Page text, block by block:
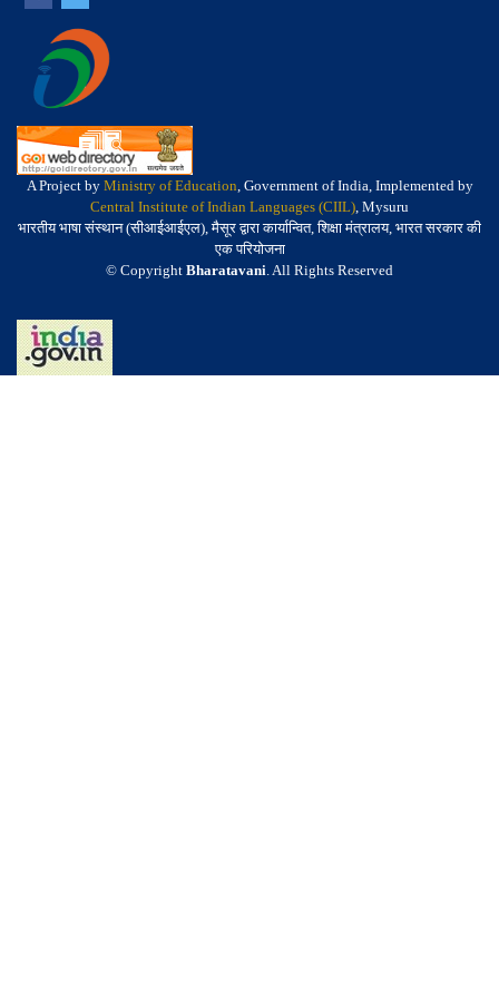
A Project by Ministry of Education, Government of India, Implemented by
Central Institute of Indian Languages (CIIL), Mysuru
भारतीय भाषा संस्थान (सीआईआईएल), मैसूर द्वारा कार्यान्वित, शिक्षा मंत्रालय, भारत सरकार की
एक परियोजना
© Copyright Bharatavani. All Rights Reserved